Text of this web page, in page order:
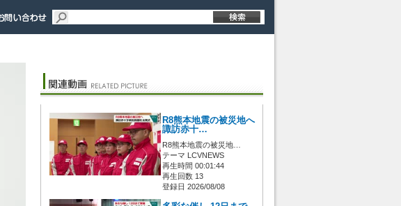
R8熊本地震の被災地へ
諏訪赤十…
R8熊本地震の被災地…
テーマ LCVNEWS
再生時間 00:01:44
再生回数 13
登録日 2026/08/08